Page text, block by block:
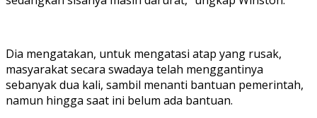
Dia mengatakan, untuk mengatasi atap yang rusak,
masyarakat secara swadaya telah menggantinya
sebanyak dua kali, sambil menanti bantuan pemerintah,
namun hingga saat ini belum ada bantuan.